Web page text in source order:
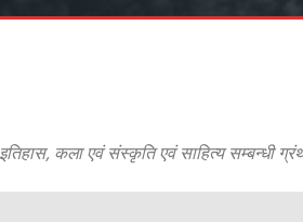
कला एवं संस्कृति एवं साहित्य सम्बन्धी